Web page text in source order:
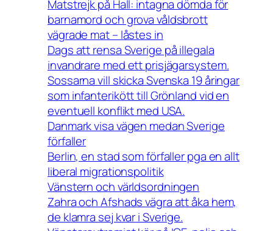
Matstrejk på Hall: intagna dömda för
barnamord och grova våldsbrott
vägrade mat – låstes in
Dags att rensa Sverige på illegala
invandrare med ett prisjägarsystem.
Sossarna vill skicka Svenska 19 åringar
som infanterikött till Grönland vid en
eventuell konflikt med USA.
Danmark visa vägen medan Sverige
förfaller
Berlin, en stad som förfaller pga en allt
liberal migrationspolitik
Vänstern och världsordningen
Zahra och Afshads vägra att åka hem,
de klamra sej kvar i Sverige.